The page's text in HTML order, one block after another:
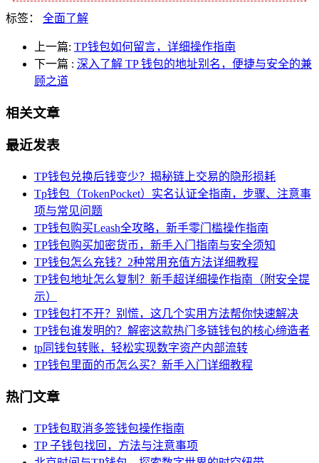
标签： 全面了解
上一篇: TP钱包如何留言，详细操作指南
下一篇 : 深入了解 TP 钱包的地址别名，便捷与安全的兼
顾之道
相关文章
最近发表
TP钱包兑换后钱变少？揭秘链上交易的隐形损耗
Tp钱包（TokenPocket）实名认证全指南，步骤、注意事
项与常见问题
TP钱包购买Leash全攻略，新手零门槛操作指南
TP钱包购买加密货币，新手入门指南与安全须知
TP钱包怎么充钱？2种常用充值方法详细教程
TP钱包地址怎么复制？新手超详细操作指南（附安全提
示）
TP钱包打不开？别慌，这几个实用方法帮你快速解决
TP钱包谁发明的？解密这款热门多链钱包的核心缔造者
tp同钱包转账，轻松实现数字资产内部流转
TP钱包里面的币怎么买？新手入门详细教程
热门文章
TP钱包取消多签钱包操作指南
TP 子钱包找回，方法与注意事项